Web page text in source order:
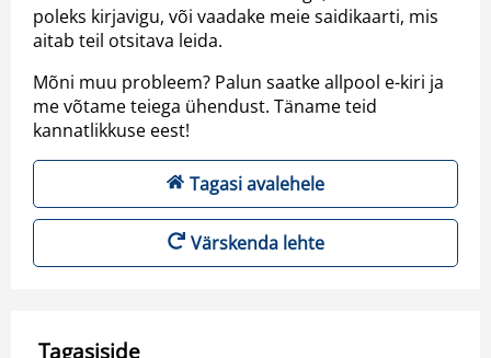
poleks kirjavigu, või vaadake meie saidikaarti, mis
aitab teil otsitava leida.
Mõni muu probleem? Palun saatke allpool e-kiri ja
me võtame teiega ühendust. Täname teid
kannatlikkuse eest!
Tagasi avalehele
Värskenda lehte
Tagasiside